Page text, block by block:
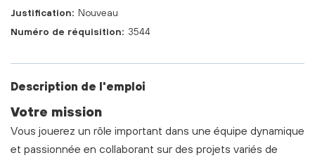
Nouveau
3544
Description de l'emploi
Votre mission
Vous jouerez un rôle important dans une équipe dynamique
et passionnée en collaborant sur des projets variés de